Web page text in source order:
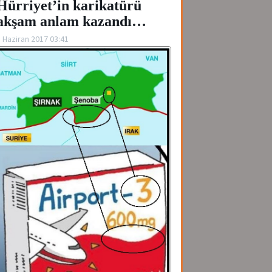
karikatürü
anlam kazandı…
Haziran 2017 03:41